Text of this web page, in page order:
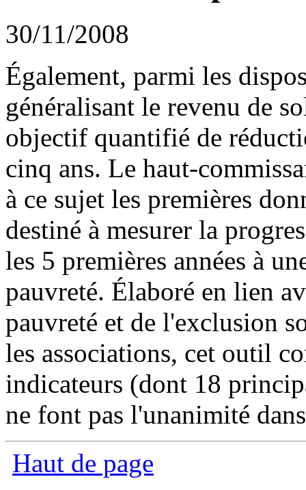
30/11/2008
Également, parmi les
généralisant le revenu de
objectif quantifié de
cinq ans. Le haut-
à ce sujet les premières
destiné à mesurer la
les 5 premières années à
pauvreté. Élaboré en lien
pauvreté et de l'exclusion
les associations, cet outil
indicateurs (dont 18
ne font pas l'unanimité
Haut de page